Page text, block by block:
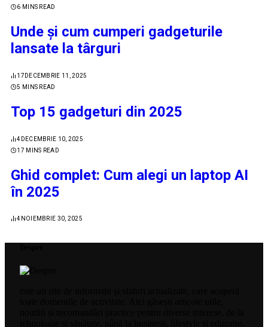
6 MINS READ
Unde și cum cumperi gadgeturile
lansate la târguri
17 DECEMBRIE 11, 2025
5 MINS READ
Top 15 gadgeturi din 2025
4 DECEMBRIE 10, 2025
17 MINS READ
Ghid complet: Cum alegi un laptop AI
în 2025
4 NOIEMBRIE 30, 2025